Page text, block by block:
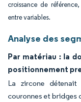
croissance de
entre variables.
Analyse des
Par matériau : la
positionnement
La zircone
couronnes et bridges